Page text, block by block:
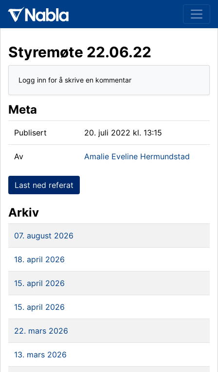
Styremøte 22.06.22
Logg inn for å skrive en kommentar
Meta
Publisert 20. juli 2022 kl. 13:15
Av Amalie Eveline Hermundstad
Last ned referat
Arkiv
07. august 2026
18. april 2026
15. april 2026
15. april 2026
22. mars 2026
13. mars 2026